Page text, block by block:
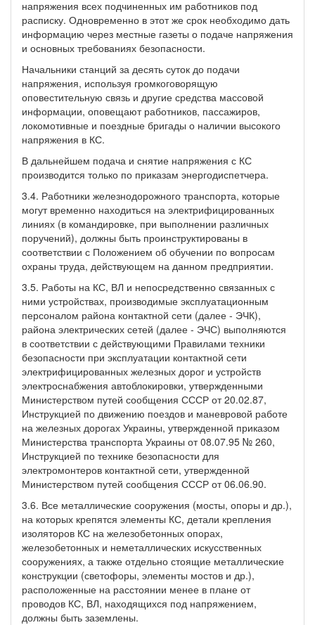
напряжения всех подчиненных им работников под
расписку. Одновременно в этот же срок необходимо дать
информацию через местные газеты о подаче напряжения
и основных требованиях безопасности.
Начальники станций за десять суток до подачи
напряжения, используя громкоговорящую
оповестительную связь и другие средства массовой
информации, оповещают работников, пассажиров,
локомотивные и поездные бригады о наличии высокого
напряжения в КС.
В дальнейшем подача и снятие напряжения с КС
производится только по приказам энергодиспетчера.
3.4. Работники железнодорожного транспорта, которые
могут временно находиться на электрифицированных
линиях (в командировке, при выполнении различных
поручений), должны быть проинструктированы в
соответствии с Положением об обучении по вопросам
охраны труда, действующем на данном предприятии.
3.5. Работы на КС, ВЛ и непосредственно связанных с
ними устройствах, производимые эксплуатационным
персоналом района контактной сети (далее - ЭЧК),
района электрических сетей (далее - ЭЧС) выполняются
в соответствии с действующими Правилами техники
безопасности при эксплуатации контактной сети
электрифицированных железных дорог и устройств
электроснабжения автоблокировки, утвержденными
Министерством путей сообщения СССР от 20.02.87,
Инструкцией по движению поездов и маневровой работе
на железных дорогах Украины, утвержденной приказом
Министерства транспорта Украины от 08.07.95 № 260,
Инструкцией по технике безопасности для
электромонтеров контактной сети, утвержденной
Министерством путей сообщения СССР от 06.06.90.
3.6. Все металлические сооружения (мосты, опоры и др.),
на которых крепятся элементы КС, детали крепления
изоляторов КС на железобетонных опорах,
железобетонных и неметаллических искусственных
сооружениях, а также отдельно стоящие металлические
конструкции (светофоры, элементы мостов и др.),
расположенные на расстоянии менее в плане от
проводов КС, ВЛ, находящихся под напряжением,
должны быть заземлены.